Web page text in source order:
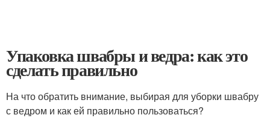
Упаковка швабры и ведра: как это
сделать правильно
На что обратить внимание, выбирая для уборки швабру
с ведром и как ей правильно пользоваться?